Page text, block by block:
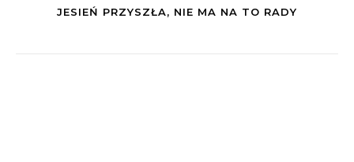
JESIEŃ PRZYSZŁA, NIE MA NA TO RADY